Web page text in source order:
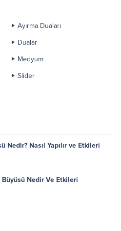
Ayırma Duaları
Dualar
Medyum
Slider
Nedir? Nasıl Yapılır ve Etkileri
Nedir Ve Etkileri